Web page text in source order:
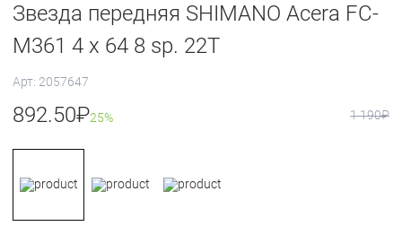
Звезда передняя SHIMANO Acera FC-
M361 4 x 64 8 sp. 22T
Арт: 2057647
892.50₽25% 1 190₽